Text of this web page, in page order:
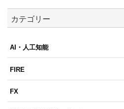
カテゴリー
AI・人工知能
FIRE
FX